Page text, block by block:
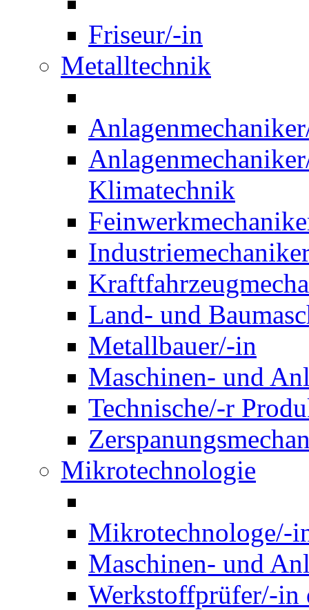
Friseur/-in
Metalltechnik
Klimatechnik
Land- und
Metallbauer/-in
Maschinen- und
Technische/-r
Mikrotechnologie
Mikrotechnologe/-
Maschinen- und
Werkstoffprüfer/-in